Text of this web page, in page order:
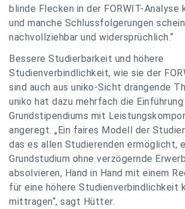
blinde Flecken in der FORWIT-Analyse
und manche Schlussfolgerungen
nachvollziehbar und widersprüchlich.“
Bessere Studierbarkeit und höhere
Studienverbindlichkeit, wie sie der
sind auch aus uniko-Sicht drängende
uniko hat dazu mehrfach die Einführung
Grundstipendiums mit
angeregt. „Ein faires Modell der
das es allen Studierenden ermöglicht,
Grundstudium ohne verzögernde
absolvieren, Hand in Hand mit einem
für eine höhere Studienverbindlichkeit
mittragen“, sagt Hütter.